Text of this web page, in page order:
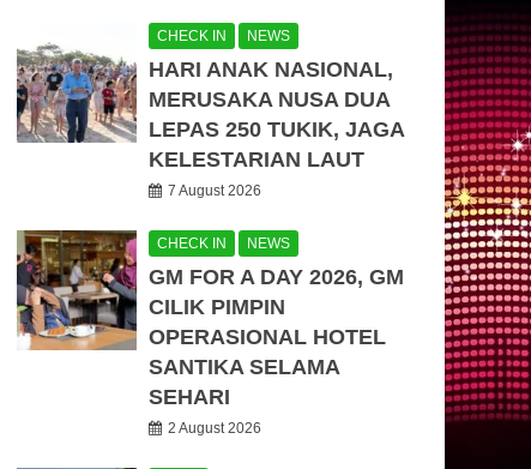
CHECK IN NEWS
HARI ANAK NASIONAL,
MERUSAKA NUSA DUA
LEPAS 250 TUKIK, JAGA
KELESTARIAN LAUT
7 August 2026
CHECK IN NEWS
GM FOR A DAY 2026, GM
CILIK PIMPIN
OPERASIONAL HOTEL
SANTIKA SELAMA
SEHARI
2 August 2026